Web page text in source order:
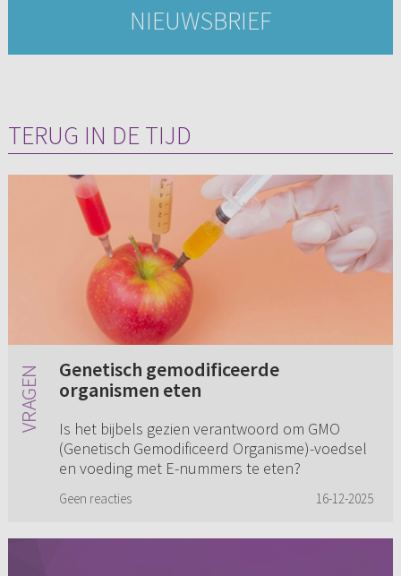
NIEUWSBRIEF
TERUG IN DE TIJD
Genetisch gemodificeerde
organismen eten
Is het bijbels gezien verantwoord om GMO
(Genetisch Gemodificeerd Organisme)-voedsel
en voeding met E-nummers te eten?
Geen reacties 16-12-2025